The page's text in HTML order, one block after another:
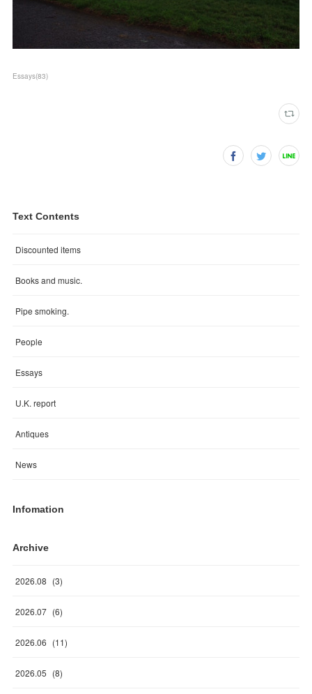
Essays(83)
Text Contents
Discounted items
Books and music.
Pipe smoking.
People
Essays
U.K. report
Antiques
News
Infomation
Archive
2026.08 (3)
2026.07 (6)
2026.06 (11)
2026.05 (8)